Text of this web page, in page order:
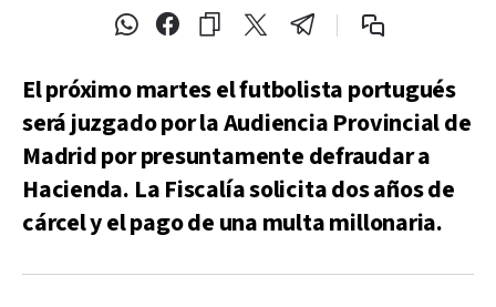
El próximo martes el futbolista portugués
será juzgado por la Audiencia Provincial de
Madrid por presuntamente defraudar a
Hacienda. La Fiscalía solicita dos años de
cárcel y el pago de una multa millonaria.